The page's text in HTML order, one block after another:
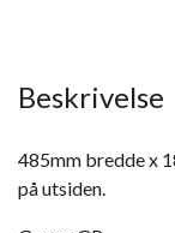
Beskrivelse
485mm bredde x
på utsiden.